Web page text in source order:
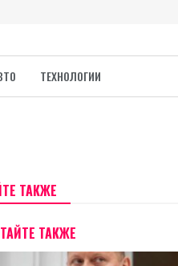
ТЕХНОЛОГИИ
ТАКЖЕ
ТАКЖЕ